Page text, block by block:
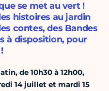
se met au vert !
histoires au jardin
contes, des Bandes
à disposition, pour
de 10h30 à 12h00,
14 juillet et mardi 15